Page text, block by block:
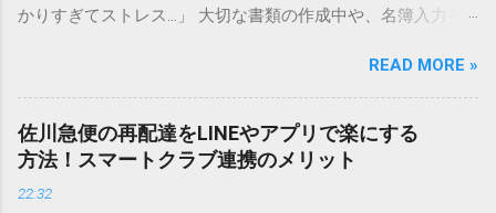
かりすぎてストレス…」 大切な書類の作成中や、名簿入力を
てしまいますよね。多くの人が「IMEパッド（手書き入力）」
を使いますが、実はマウスで一画ずつ書くのは非効率です
し、似た漢字が多すぎて結局見つからないことも少なくあり
ません。 そこで今回は、IMEパッドを使わずに、特定のコー
ドを打ち込むだけで一瞬で旧字や外字、特殊記号を呼び出す
「文字コード入力」のテクニックを詳しく解説します。 この
READ MORE »
佐川急便の再配達をLINEやアプリで楽にする
方法！スマートクラブ連携のメリット
22:32